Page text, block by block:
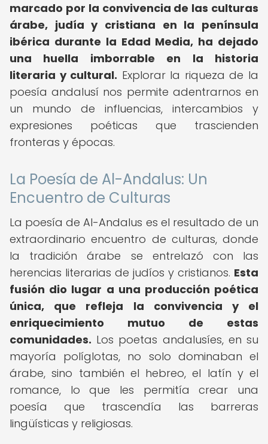
marcado por la convivencia de las culturas
árabe, judía y cristiana en la península
ibérica durante la Edad Media, ha dejado
una huella imborrable en la historia
literaria y cultural. Explorar la riqueza de la
poesía andalusí nos permite adentrarnos en
un mundo de influencias, intercambios y
expresiones poéticas que trascienden
fronteras y épocas.
La Poesía de Al-Andalus: Un
Encuentro de Culturas
La poesía de Al-Andalus es el resultado de un
extraordinario encuentro de culturas, donde
la tradición árabe se entrelazó con las
herencias literarias de judíos y cristianos. Esta
fusión dio lugar a una producción poética
única, que refleja la convivencia y el
enriquecimiento mutuo de estas
comunidades. Los poetas andalusíes, en su
mayoría políglotas, no solo dominaban el
árabe, sino también el hebreo, el latín y el
romance, lo que les permitía crear una
poesía que trascendía las barreras
lingüísticas y religiosas.